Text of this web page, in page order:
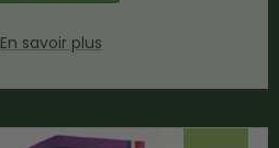
En savoir plus